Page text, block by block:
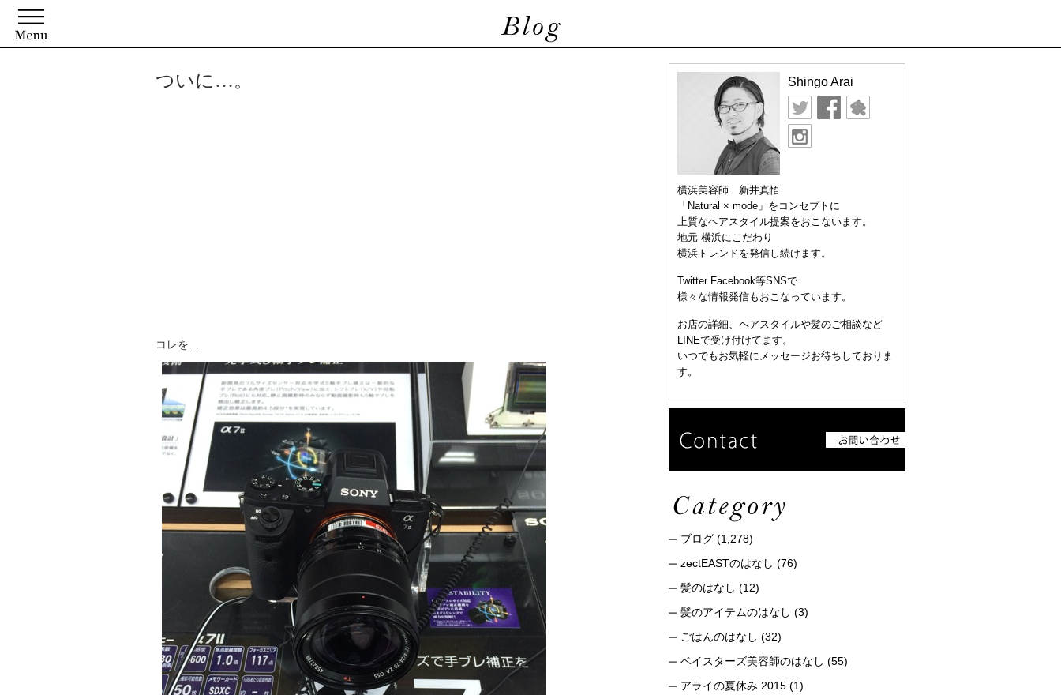
ついに…。
コレを…
Shingo Arai
横浜美容師 新井真悟
「Natural × mode」をコンセプトに
上質なヘアスタイル提案をおこないます。
地元 横浜にこだわり
横浜トレンドを発信し続けます。
Twitter Facebook等SNSで
様々な情報発信もおこなっています。
お店の詳細、ヘアスタイルや髪のご相談など
LINEで受け付けてます。
いつでもお気軽にメッセージお待ちしておりま
す。
ブログ (1,278)
zectEASTのはなし (76)
髪のはなし (12)
髪のアイテムのはなし (3)
ごはんのはなし (32)
ベイスターズ美容師のはなし (55)
アライの夏休み 2015 (1)